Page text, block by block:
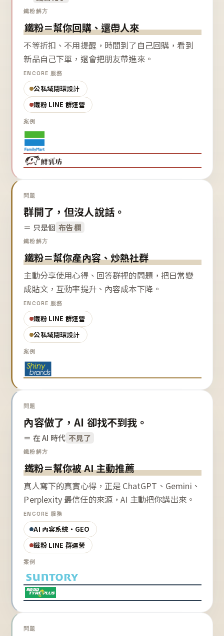
鐵粉解方
鐵粉＝幫你回購、還帶人來
不等折扣、不用提醒，時間到了自己回購，看到
新品自己下單，還會把朋友帶進來。
ENCORE 服務
公私域閉環設計
鐵粉 LINE 群運營
案例
問題
群開了，但沒人說話。
＝ 只是個 布告欄
鐵粉解方
鐵粉＝幫你產內容、炒熱社群
主動分享使用心得、回答群裡的問題，把日常變
成貼文，互動率提升、內容成本下降。
ENCORE 服務
鐵粉 LINE 群運營
公私域閉環設計
案例
問題
內容做了，AI 卻找不到我。
＝ 在 AI 時代 不見了
鐵粉解方
鐵粉＝幫你被 AI 主動推薦
真人寫下的真實心得，正是 ChatGPT、Gemini、
Perplexity 最信任的來源，AI 主動把你講出來。
ENCORE 服務
AI 內容系統・GEO
鐵粉 LINE 群運營
案例
問題